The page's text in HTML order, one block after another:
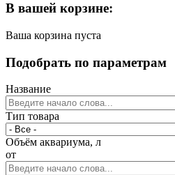
В вашей корзине:
Ваша корзина пуста
Подобрать по параметрам
Название
Тип товара
Объём аквариума, л
от